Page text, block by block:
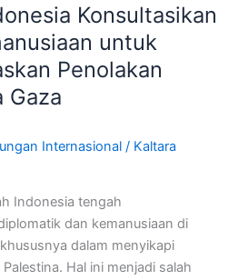
Konsultasikan
untuk
Penolakan
Gaza
Internasional / Kaltara
Indonesia tengah
dan kemanusiaan di
dalam menyikapi
Hal ini menjadi salah